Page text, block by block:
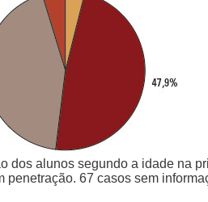
dos alunos segundo a idade na
penetração. 67 casos sem